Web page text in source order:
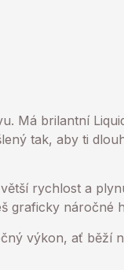
Má brilantní
tak, aby ti
rychlost a
graficky náročné
výkon, ať běží